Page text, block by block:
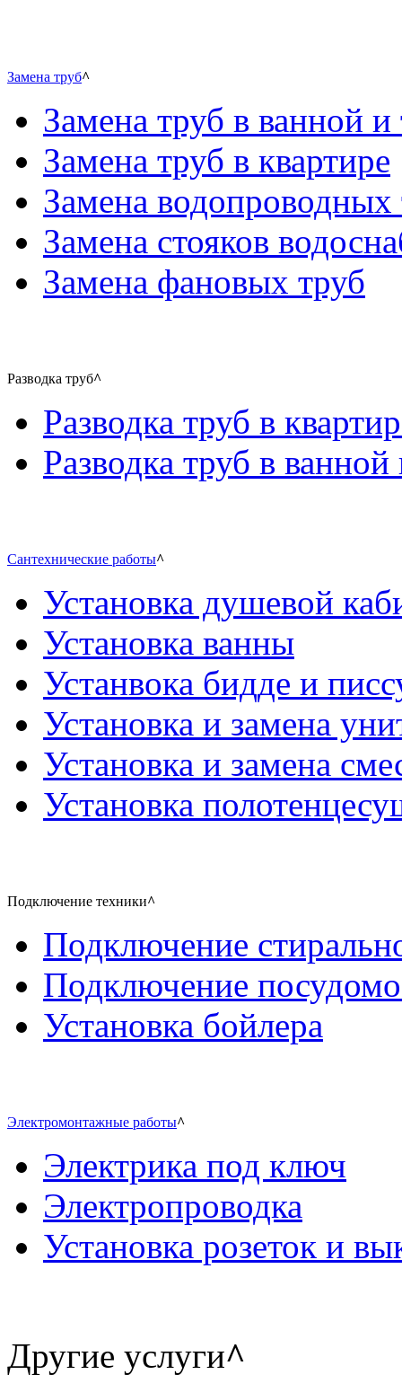
Замена труб^
Замена труб в ванной и
Замена труб в квартире
Замена водопроводных
Замена стояков
Замена фановых труб
Разводка труб^
Разводка труб в
Разводка труб в ванной
Сантехнические работы^
Установка душевой
Установка ванны
Устанвока бидде и
Установка и замена
Установка и замена
Установка
Подключение техники^
Подключение
Подключение
Установка бойлера
Электромонтажные работы^
Электрика под ключ
Электропроводка
Установка розеток и
Другие услуги^